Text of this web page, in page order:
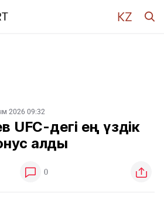
2026 09:32
UFC-дегі ең үздік
алды
0